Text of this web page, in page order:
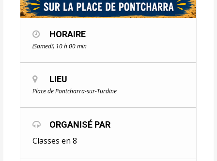
HORAIRE
(Samedi) 10 h 00 min
LIEU
Place de Pontcharra-sur-Turdine
ORGANISÉ PAR
Classes en 8